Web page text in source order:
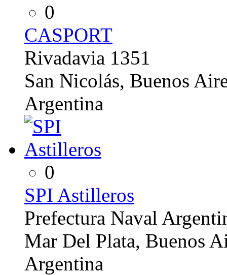
0
CASPORT
Rivadavia 1351
San Nicolás, Buenos
Argentina
0
SPI Astilleros
Prefectura Naval
Mar Del Plata, Buenos
Argentina